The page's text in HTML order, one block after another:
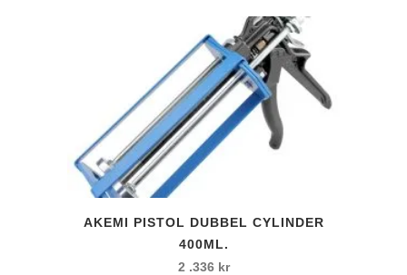
AKEMI PISTOL DUBBEL CYLINDER
400ML.
2 .336 kr